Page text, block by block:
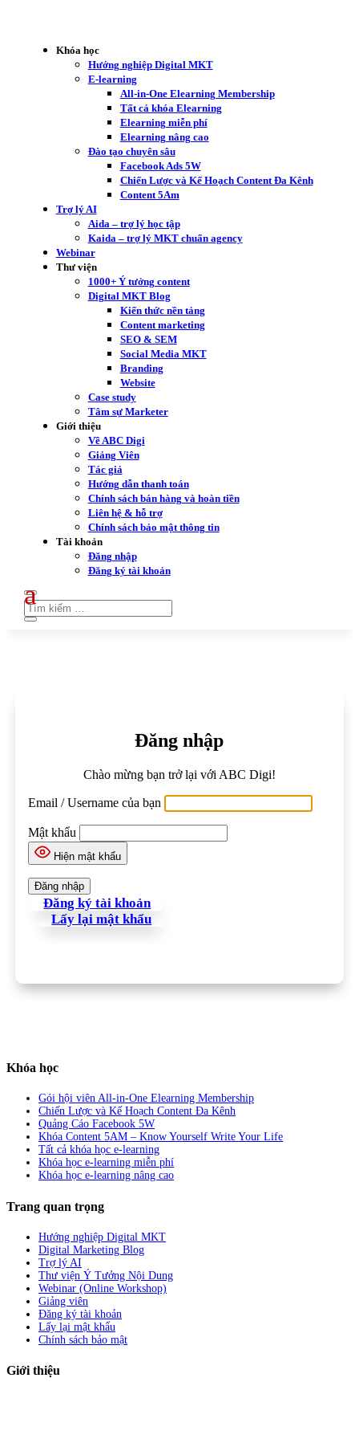
Khóa học
Hướng nghiệp Digital MKT
E-learning
All-in-One Elearning Membership
Tất cả khóa Elearning
Elearning miễn phí
Elearning nâng cao
Đào tạo chuyên sâu
Facebook Ads 5W
Chiến Lược và Kế Hoạch Content Đa Kênh
Content 5Am
Trợ lý AI
Aida – trợ lý học tập
Kaida – trợ lý MKT chuẩn agency
Webinar
Thư viện
1000+ Ý tưởng content
Digital MKT Blog
Kiến thức nền tảng
Content marketing
SEO & SEM
Social Media MKT
Branding
Website
Case study
Tâm sự Marketer
Giới thiệu
Về ABC Digi
Giảng Viên
Tác giả
Hướng dẫn thanh toán
Chính sách bán hàng và hoàn tiền
Liên hệ & hỗ trợ
Chính sách bảo mật thông tin
Tài khoản
Đăng nhập
Đăng ký tài khoản
Đăng nhập
Chào mừng bạn trở lại với ABC Digi!
Email / Username của bạn
Mật khẩu
Hiện mật khẩu
Đăng ký tài khoản
Lấy lại mật khẩu
Khóa học
Gói hội viên All-in-One Elearning Membership
Chiến Lược và Kế Hoạch Content Đa Kênh
Quảng Cáo Facebook 5W
Khóa Content 5AM – Know Yourself Write Your Life
Tất cả khóa học e-learning
Khóa học e-learning miễn phí
Khóa học e-learning nâng cao
Trang quan trọng
Hướng nghiệp Digital MKT
Digital Marketing Blog
Trợ lý AI
Thư viện Ý Tưởng Nội Dung
Webinar (Online Workshop)
Giảng viên
Đăng ký tài khoản
Lấy lại mật khẩu
Chính sách bảo mật
Giới thiệu